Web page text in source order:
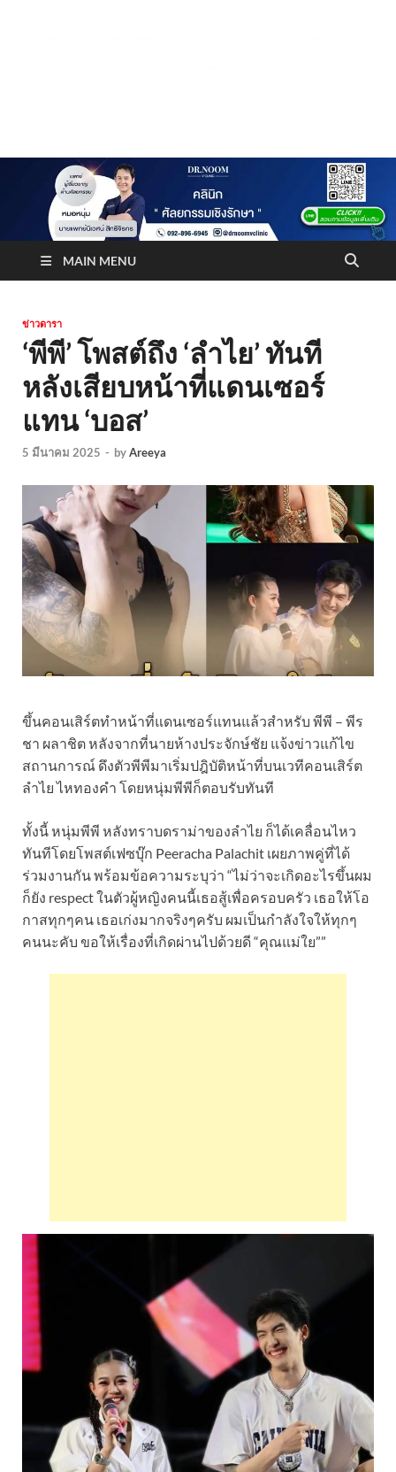
Truststoreonline
MAIN MENU
ข่าวดารา
‘พีพี’ โพสต์ถึง ‘ลำไย’ ทันที
หลังเสียบหน้าที่แดนเซอร์
แทน ‘บอส’
5 มีนาคม 2025 - byAreeya
ขึ้นคอนเสิร์ตทำหน้าที่แดนเซอร์แทนแล้วสำหรับ พีพี – พีร
ชา ผลาชิต หลังจากที่นายห้างประจักษ์ชัย แจ้งข่าวแก้ไข
สถานการณ์ ดึงตัวพีพีมาเริ่มปฎิบัติหน้าที่บนเวทีคอนเสิร์ต
ลำไย ไหทองคำ โดยหนุ่มพีพีก็ตอบรับทันที
ทั้งนี้ หนุ่มพีพี หลังทราบดราม่าของลำไย ก็ได้เคลื่อนไหว
ทันทีโดยโพสต์เฟซบุ๊ก Peeracha Palachit เผยภาพคู่ที่ได้
ร่วมงานกัน พร้อมข้อความระบุว่า “ไม่ว่าจะเกิดอะไรขึ้นผม
ก็ยัง respect ในตัวผู้หญิงคนนี้เธอสู้เพื่อครอบครัว เธอให้โอ
กาสทุกๆคน เธอเก่งมากจริงๆครับ ผมเป็นกำลังใจให้ทุกๆ
คนนะคับ ขอให้เรื่องที่เกิดผ่านไปด้วยดี “คุณแม่ใย””